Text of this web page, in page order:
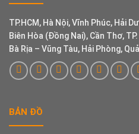
TP.HCM, Hà Nội, Vĩnh Phúc, Hải
Biên Hòa (Đồng Nai), Cần Thơ,
Bà Rịa – Vũng Tàu, Hải Phòng,
BẢN ĐỒ